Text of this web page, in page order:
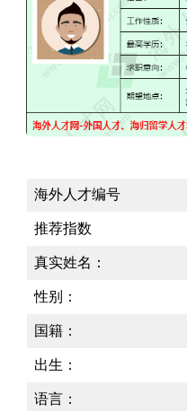
海外人才编号
推荐指数
真实姓名：
性别：
国籍：
出生：
语言：